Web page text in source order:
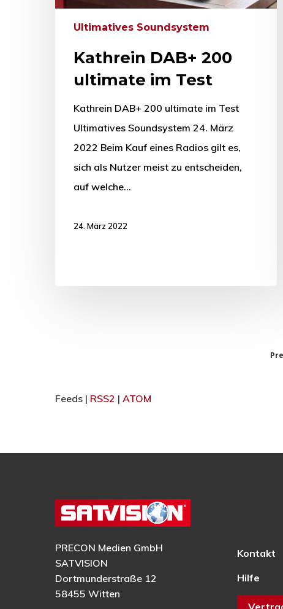
Ultimatives Soundsystem
Kathrein DAB+ 200
ultimate im Test
Kathrein DAB+ 200 ultimate im Test
Ultimatives Soundsystem 24. März
2022 Beim Kauf eines Radios gilt es,
sich als Nutzer meist zu entscheiden,
auf welche…
24. März 2022
Feeds | RSS2 | ATOM
PRECON Medien GmbH
SATVISION
Dortmunderstraße 12
58455 Witten
Kontakt
Hilfe